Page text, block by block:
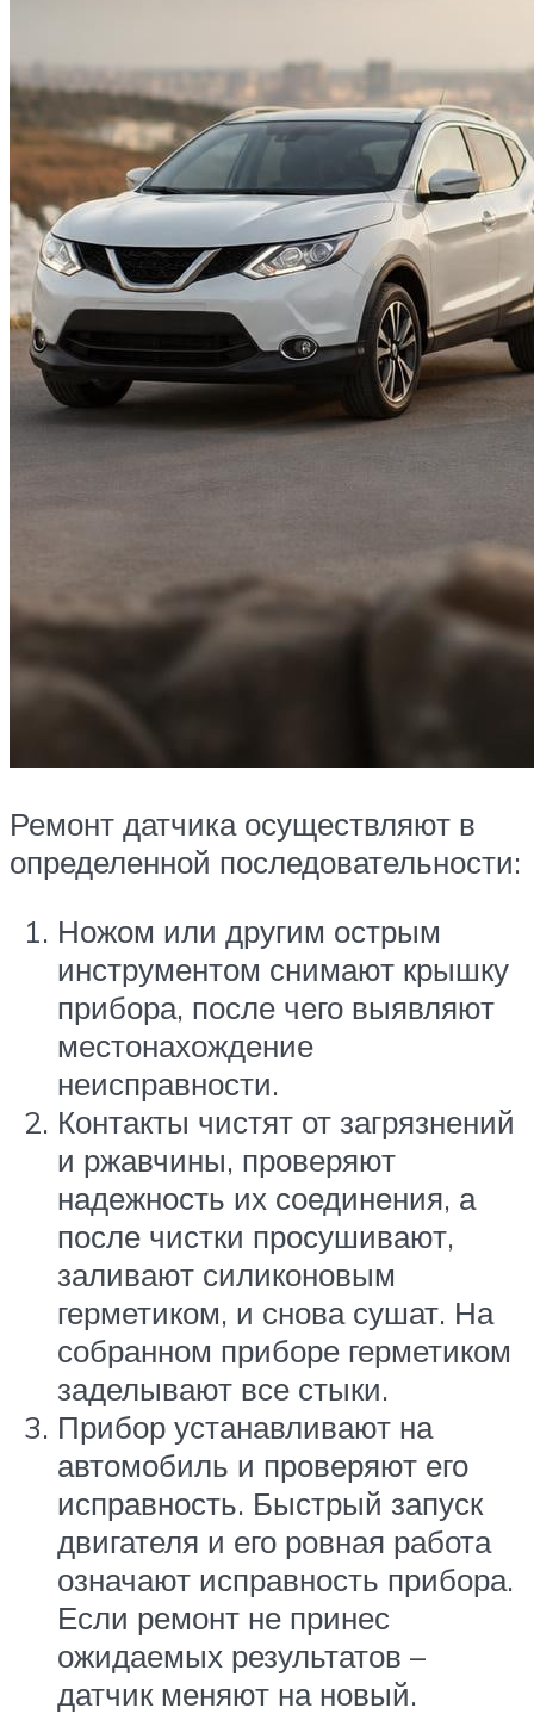
Ремонт датчика осуществляют в
определенной последовательности:
Ножом или другим острым
инструментом снимают крышку
прибора, после чего выявляют
местонахождение
неисправности.
Контакты чистят от загрязнений
и ржавчины, проверяют
надежность их соединения, а
после чистки просушивают,
заливают силиконовым
герметиком, и снова сушат. На
собранном приборе герметиком
заделывают все стыки.
Прибор устанавливают на
автомобиль и проверяют его
исправность. Быстрый запуск
двигателя и его ровная работа
означают исправность прибора.
Если ремонт не принес
ожидаемых результатов –
датчик меняют на новый.